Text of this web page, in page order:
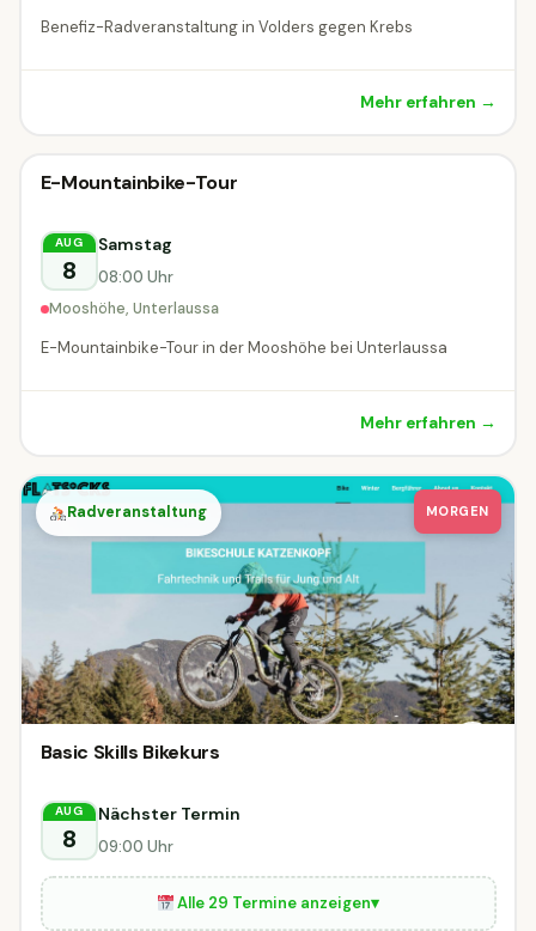
Benefiz-Radveranstaltung in Volders gegen Krebs
Mehr erfahren →
Radveranstaltung
Radveranstaltung
E-Mountainbike-Tour
AUG
8
Samstag
08:00 Uhr
Mooshöhe, Unterlaussa
E-Mountainbike-Tour in der Mooshöhe bei Unterlaussa
Mehr erfahren →
Radveranstaltung MORGEN
Basic Skills Bikekurs
AUG
8
Nächster Termin
09:00 Uhr
Alle 29 Termine anzeigen▾